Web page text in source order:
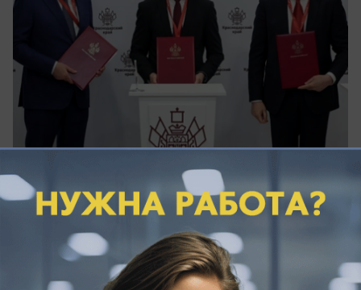
06.06.2026
Общество
Морские рейсы Новороссийск — Сочи
неожиданно отменили